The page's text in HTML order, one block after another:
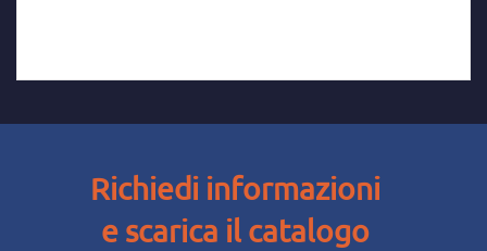
Richiedi informazioni
e scarica il catalogo